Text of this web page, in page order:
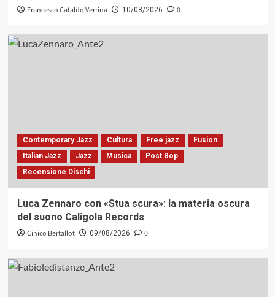
Francesco Cataldo Verrina 10/08/2026 0
Contemporary Jazz Cultura Free jazz
Fusion
Italian Jazz
Jazz Musica
Post Bop
Recensione Dischi
Luca Zennaro con «Stua scura»: la materia oscura
del suono Caligola Records
Cinico Bertallot 09/08/2026 0